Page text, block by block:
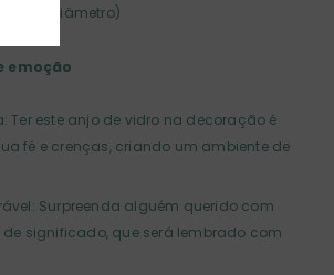
7cm (diâmetro)
emoção
Ter este anjo de vidro na decoração é
fé e crenças, criando um ambiente de
Surpreenda alguém querido com
de significado, que será lembrado com